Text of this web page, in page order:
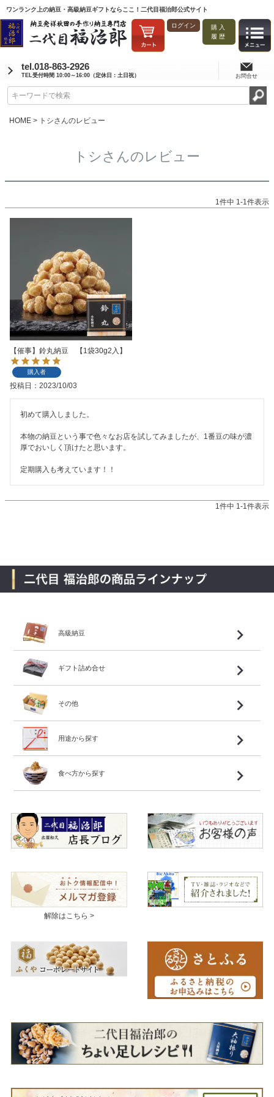
ワンランク上の納豆・高級納豆ギフトならここ！二代目福治郎公式サイト
ログイン
購入
履歴
tel.018-863-2926
TEL受付時間 10:00～16:00（定休日：土日祝） お問合せ
HOME トシさんのレビュー
トシさんのレビュー
1件中 1-1件表示
【催事】鈴丸納豆 【1袋30g2入】
購入者
投稿日 2023/10/03
初めて購入しました。
本物の納豆という事で色々なお店を試してみましたが、1番豆の味が濃
厚でおいしく頂けたと思います。
定期購入も考えています！！
1件中 1-1件表示
高級納豆
ギフト詰め合せ
その他
用途から探す
食べ方から探す
解除はこちら >